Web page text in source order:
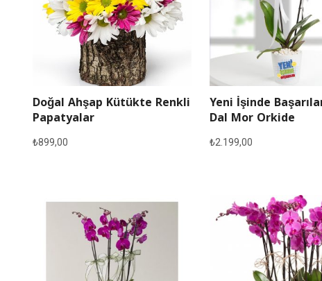
Doğal Ahşap Kütükte Renkli
Papatyalar
₺899,00
Yeni İşinde
Dal Mor Orkide
₺2.199,00